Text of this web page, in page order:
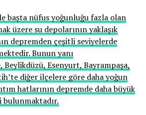
başta nüfus yoğunluğu fazla olan
üzere su depolarının yaklaşık
depremden çeşitli seviyelerde
Bunun yanı
Beylikdüzü, Esenyurt, Bayrampaşa,
diğer ilçelere göre daha yoğun
hatlarının depremde daha büyük
bulunmaktadır.